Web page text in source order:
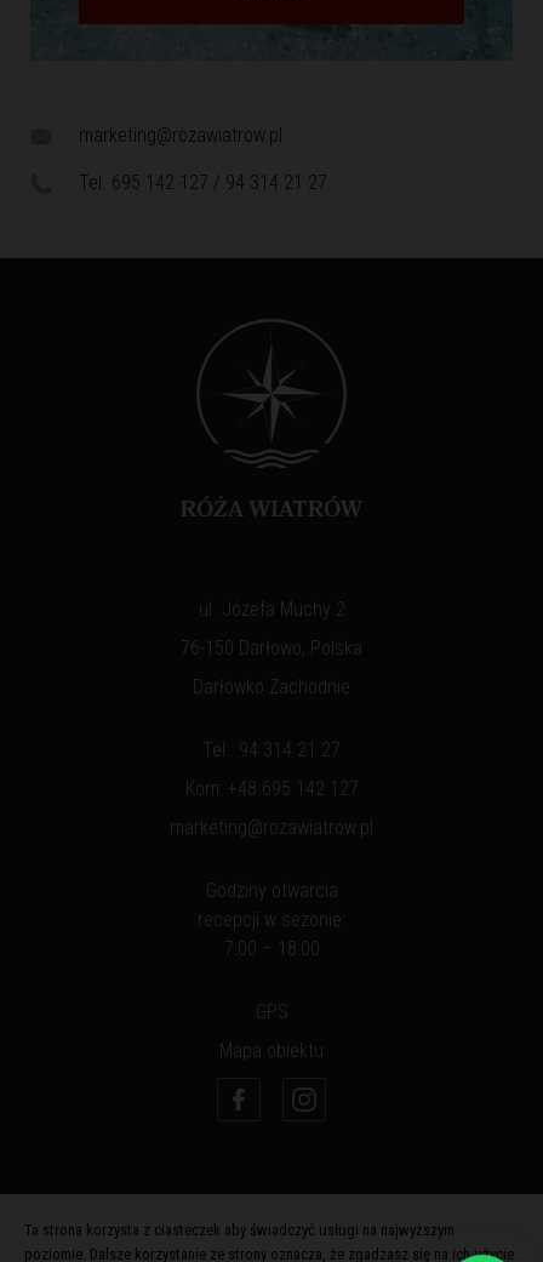
marketing@rozawiatrow.pl
Tel. 695 142 127 / 94 314 21 27
ul. Józefa Muchy 2
76-150 Darłowo, Polska
Darłówko Zachodnie
Tel.: 94 314 21 27
Kom: +48 695 142 127
marketing@rozawiatrow.pl
Godziny otwarcia
recepcji w sezonie:
7:00 – 18:00
GPS
Mapa obiektu
Ta strona korzysta z ciasteczek aby świadczyć usługi na najwyższym
poziomie. Dalsze korzystanie ze strony oznacza, że zgadzasz się na ich użycie.